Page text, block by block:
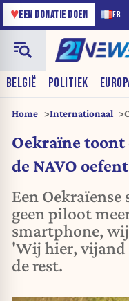
FR
♥EEN DONATIE DOEN
BELGIË POLITIEK
Home Internationaal
Oekraïne toont
de NAVO
Een
geen piloot
smartphone,
'Wij hier, vijand
de rest.